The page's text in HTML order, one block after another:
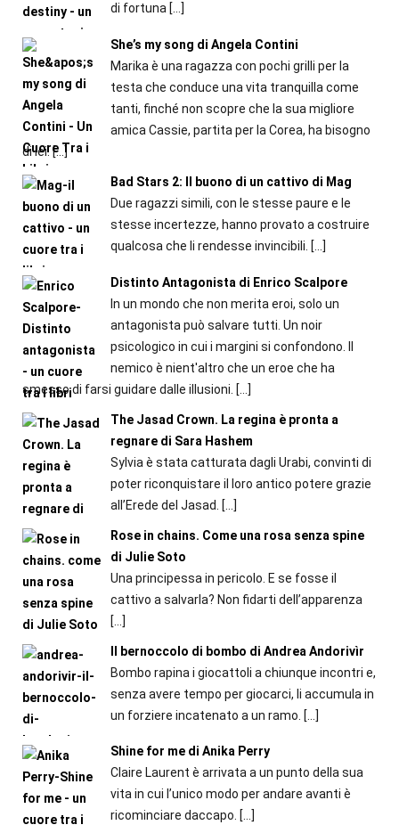
di fortuna[…]
She’s my song di Angela Contini
Marika è una ragazza con pochi grilli per la
testa che conduce una vita tranquilla come
tanti, finché non scopre che la sua migliore
amica Cassie, partita per la Corea, ha bisogno
di lei.[…]
Bad Stars 2: Il buono di un cattivo di Mag
Due ragazzi simili, con le stesse paure e le
stesse incertezze, hanno provato a costruire
qualcosa che li rendesse invincibili. […]
Distinto Antagonista di Enrico Scalpore
In un mondo che non merita eroi, solo un
antagonista può salvare tutti. Un noir
psicologico in cui i margini si confondono. Il
nemico è nient'altro che un eroe che ha
smesso di farsi guidare dalle illusioni. […]
The Jasad Crown. La regina è pronta a
regnare di Sara Hashem
Sylvia è stata catturata dagli Urabi, convinti di
poter riconquistare il loro antico potere grazie
all’Erede del Jasad.
[…]
Rose in chains. Come una rosa senza spine
di Julie Soto
Una principessa in pericolo. E se fosse il
cattivo a salvarla? Non fidarti dell’apparenza
[…]
Il bernoccolo di bombo di Andrea Andorivìr
Bombo rapina i giocattoli a chiunque incontri e,
senza avere tempo per giocarci, li accumula in
un forziere incatenato a un ramo. […]
Shine for me di Anika Perry
Claire Laurent è arrivata a un punto della sua
vita in cui l’unico modo per andare avanti è
ricominciare daccapo. […]